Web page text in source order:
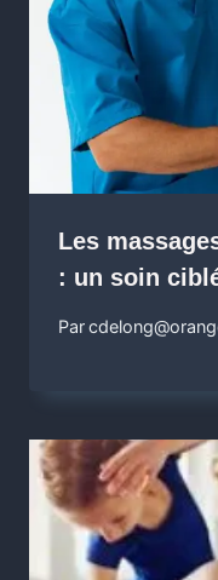
Les
: un soin
Par